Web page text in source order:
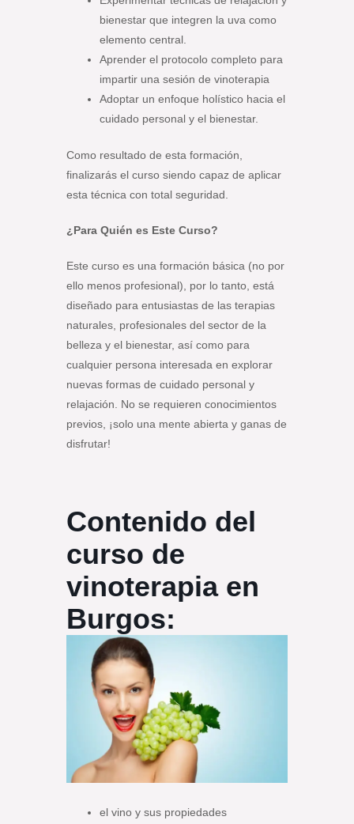
bienestar que integren la uva como
elemento central.
Aprender el protocolo completo para
impartir una sesión de vinoterapia
Adoptar un enfoque holístico hacia el
cuidado personal y el bienestar.
Como resultado de esta formación,
finalizarás el curso siendo capaz de aplicar
esta técnica con total seguridad.
¿Para Quién es Este Curso?
Este curso es una formación básica (no por
ello menos profesional), por lo tanto, está
diseñado para entusiastas de las terapias
naturales, profesionales del sector de la
belleza y el bienestar, así como para
cualquier persona interesada en explorar
nuevas formas de cuidado personal y
relajación. No se requieren conocimientos
previos, ¡solo una mente abierta y ganas de
disfrutar!
Contenido del
curso de
vinoterapia en
Burgos:
el vino y sus propiedades